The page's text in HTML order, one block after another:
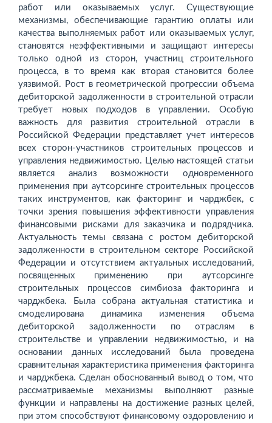
работ или оказываемых услуг. Существующие
механизмы, обеспечивающие гарантию оплаты или
качества выполняемых работ или оказыва­емых услуг,
становятся неэффективными и защищают интересы
только одной из сторон, участниц строительного
процесса, в то время как вторая становится более
уязвимой. Рост в геометрической прогрессии объема
дебиторской задолженности в строительной отрасли
требует новых подходов в управлении. Особую
важность для развития строительной отрасли в
Российской Федерации представляет учет интересов
всех сторон-участников строительных процессов и
управления недвижимостью. Целью настоящей статьи
является анализ возможности одновременного
применения при аутсорсинге строительных процессов
таких инструментов, как факторинг и чарджбек, с
точки зрения повышения эффективности управления
финансовыми рисками для заказчика и подрядчика.
Актуальность темы связана с ростом дебиторской
задолженности в строительном секторе Российской
Федерации и отсутствием актуальных исследований,
посвященных применению при аутсорсинге
строительных процессов симбиоза факторинга и
чарджбека. Была собрана актуальная статистика и
смоделирована динамика изменения объема
дебиторской задолженности по отраслям в
строительстве и управлении недвижимостью, и на
основании данных исследований была проведена
сравнительная характеристика применения факторинга
и чарджбека. Сделан обоснованный вывод о том, что
рассматриваемые механизмы выполняют разные
функции и направлены на достижение разных целей,
при этом способствуют финансовому оздоровлению и